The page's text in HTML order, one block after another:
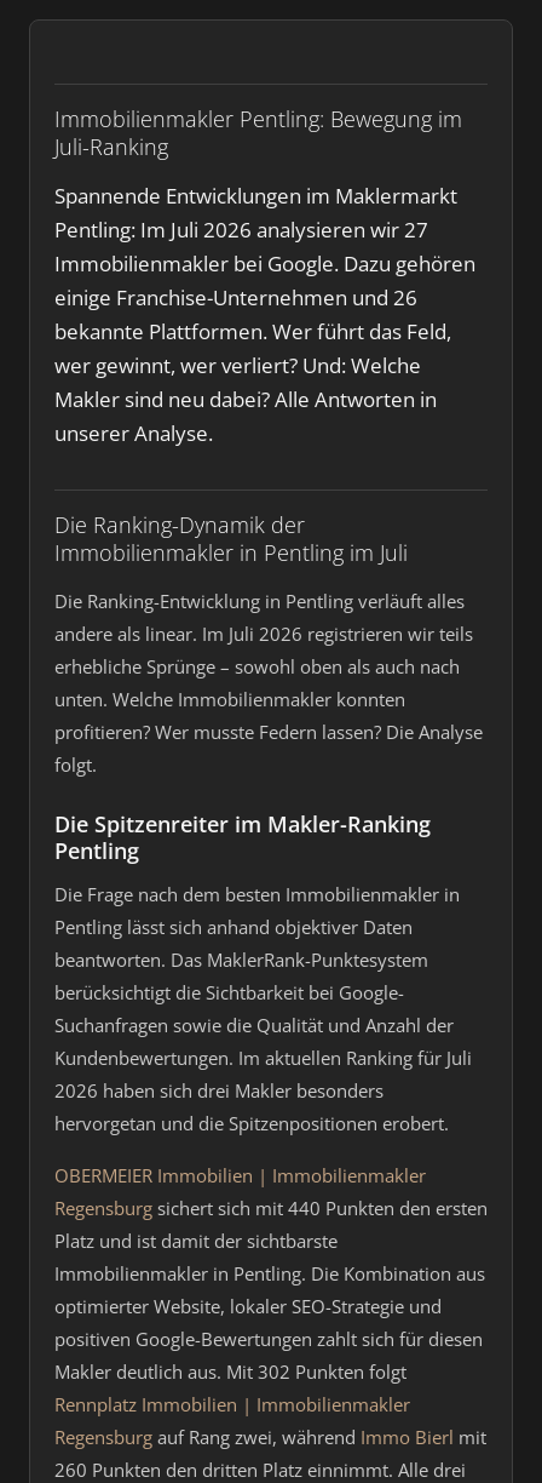
Immobilienmakler Pentling: Bewegung im
Juli-Ranking
Spannende Entwicklungen im Maklermarkt
Pentling: Im Juli 2026 analysieren wir 27
Immobilienmakler bei Google. Dazu gehören
einige Franchise-Unternehmen und 26
bekannte Plattformen. Wer führt das Feld,
wer gewinnt, wer verliert? Und: Welche
Makler sind neu dabei? Alle Antworten in
unserer Analyse.
Die Ranking-Dynamik der
Immobilienmakler in Pentling im Juli
Die Ranking-Entwicklung in Pentling verläuft alles
andere als linear. Im Juli 2026 registrieren wir teils
erhebliche Sprünge – sowohl oben als auch nach
unten. Welche Immobilienmakler konnten
profitieren? Wer musste Federn lassen? Die Analyse
folgt.
Die Spitzenreiter im Makler-Ranking
Pentling
Die Frage nach dem besten Immobilienmakler in
Pentling lässt sich anhand objektiver Daten
beantworten. Das MaklerRank-Punktesystem
berücksichtigt die Sichtbarkeit bei Google-
Suchanfragen sowie die Qualität und Anzahl der
Kundenbewertungen. Im aktuellen Ranking für Juli
2026 haben sich drei Makler besonders
hervorgetan und die Spitzenpositionen erobert.
OBERMEIER Immobilien | Immobilienmakler
Regensburg sichert sich mit 440 Punkten den ersten
Platz und ist damit der sichtbarste
Immobilienmakler in Pentling. Die Kombination aus
optimierter Website, lokaler SEO-Strategie und
positiven Google-Bewertungen zahlt sich für diesen
Makler deutlich aus. Mit 302 Punkten folgt
Rennplatz Immobilien | Immobilienmakler
Regensburg auf Rang zwei, während Immo Bierl mit
260 Punkten den dritten Platz einnimmt. Alle drei